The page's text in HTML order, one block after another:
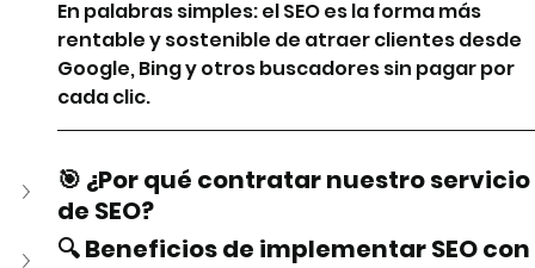
En palabras simples: el SEO es la forma más
rentable y sostenible de atraer clientes desde
Google, Bing y otros buscadores sin pagar por
cada clic.
🎯 ¿Por qué contratar nuestro servicio
de SEO?
🔍 Beneficios de implementar SEO con